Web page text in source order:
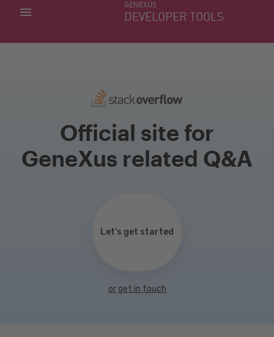
GENEXUS
DEVELOPER TOOLS
MIS APLICACIONES
Official site for
GeneXus related Q&A
Let’s get started
or get in touch